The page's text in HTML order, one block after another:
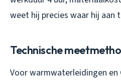
weet hij precies waar hij aan
Technische
Voor warmwaterleidingen